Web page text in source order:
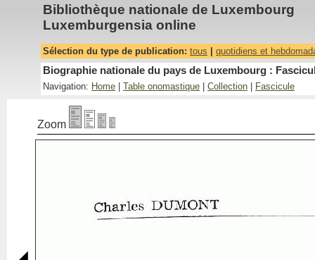
Bibliothèque nationale de Luxembourg
Luxemburgensia online
Sélection du type de publication: tous quotidiens et
Biographie nationale du pays de Luxembourg :
Navigation: Home Table onomastique Collection Fascicule
Zoom